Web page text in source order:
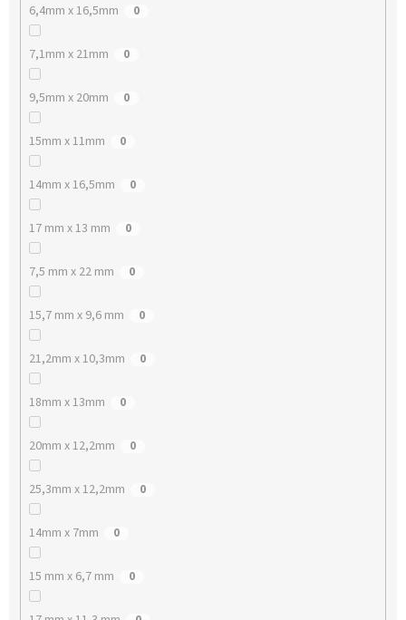
6,4mm x 16,5mm 0
7,1mm x 21mm 0
9,5mm x 20mm 0
15mm x 11mm 0
14mm x 16,5mm 0
17 mm x 13 mm 0
7,5 mm x 22 mm 0
15,7 mm x 9,6 mm 0
21,2mm x 10,3mm 0
18mm x 13mm 0
20mm x 12,2mm 0
25,3mm x 12,2mm 0
14mm x 7mm 0
15 mm x 6,7 mm 0